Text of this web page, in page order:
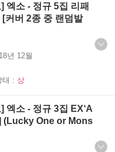
엑소 - 정규 5집 리패
커버 2종 중 랜덤발
년 12월
태 : 상
엑소 - 정규 3집 EX‘A
(Lucky One or Mons